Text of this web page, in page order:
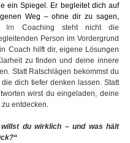
ein Spiegel. Er begleitet dich auf
Weg – ohne dir zu sagen,
Im Coaching steht nicht die
Person im Vordergrund
Coach hilft dir, eigene Lösungen
zu finden und deine innere
Statt Ratschlägen bekommst du
dich tiefer denken lassen. Statt
wirst du eingeladen, deine
entdecken.
willst du wirklich – und was hält